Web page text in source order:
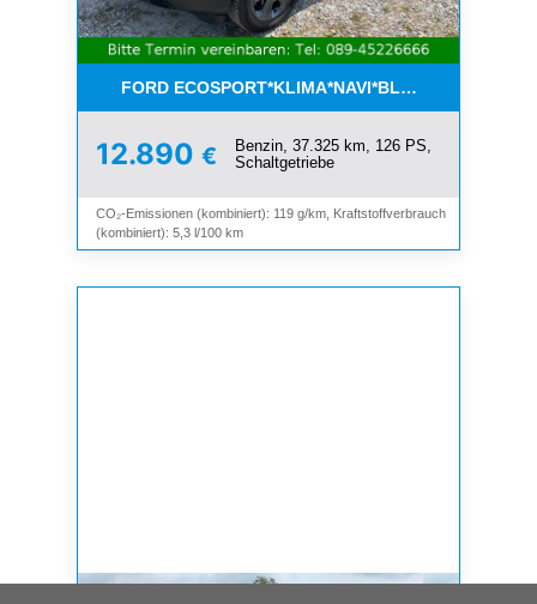
FORD
12.890 €
Benzin, 37.325 km, 126 PS,
Schaltgetriebe
CO₂-Emissionen (kombiniert): 119 g/km, Kraftstoffverbrauch
(kombiniert): 5,3 l/100 km